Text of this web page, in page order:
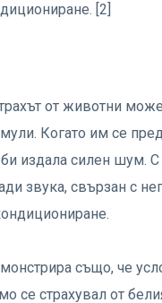
[2]
от животни
Когато им се
издала силен шум.
звука, свързан с
също, че
се страхувал от